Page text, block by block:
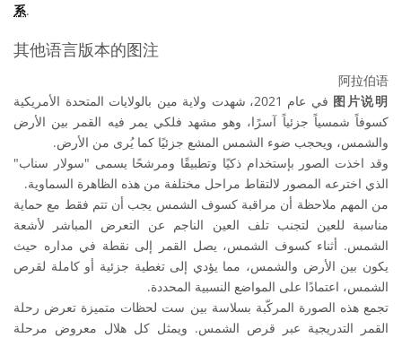
系.
其他语言版本的图注
阿拉伯语
图片说明
في عام 2021، شهدت ولاية مين بالولايات المتحدة الأمريكية
كسوفاً شمسياً جزئياً آسرًا، وهو مشهد فلكي يمر فيه القمر بين الأرض
والشمس، ويحجب ضوء الشمس المشع جزئيًا كما يُرى من الأرض.
وقد اخذت الصور بإستخدام ذكيًا وتطبيقًا ومرشحًا يسمى "سولار سناب"
الذي اخترعه المصور لالتقاط مراحل مختلفة من هذه الظاهرة السماوية.
من المهم ملاحظة أن مراقبة كسوف الشمس يجب أن تتم فقط مع حماية
مناسبة للعين لتجنب تلف العين الناجم عن التعرض المباشر لأشعة
الشمس. أثناء كسوف الشمس، يصل القمر إلى نقطة في مداره حيث
يكون بين الأرض والشمس، مما يؤدي إلى تغطية جزئية أو كاملة لقرص
الشمس، اعتمادًا على المواضع النسبية المحددة.
تجمع هذه الصورة المركّبة بسلاسة بين ست لحظات متميزة تعرض رحلة
القمر التدريجية عبر قرص الشمس. ويمثل كل هلال معروض مرحلة